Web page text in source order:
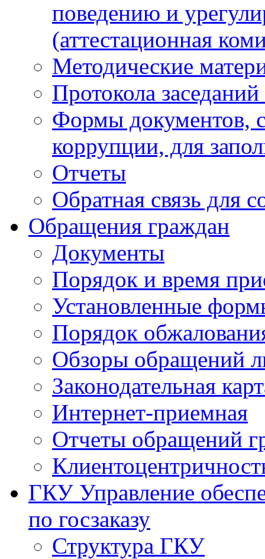
поведению и
(аттестационная
Методические
Протокола
Формы документов,
коррупции, для
Отчеты
Обратная связь для
Обращения граждан
Документы
Порядок и время
Установленные
Порядок
Обзоры обращений
Законодательная
Интернет-приемная
Отчеты обращений
ГКУ Управление
по госзаказу
Структура ГКУ